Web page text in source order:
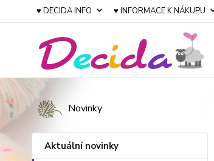
♥ DECIDA INFO ♥ INFORMACE K NÁKUPU
Novinky
Aktuální novinky